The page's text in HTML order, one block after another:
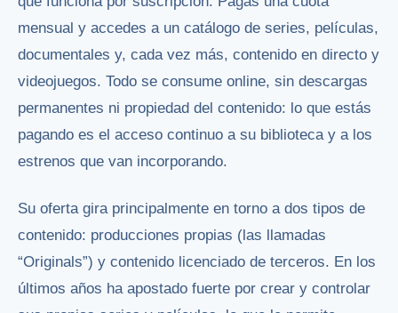
mensual y accedes a un catálogo de series, películas,
documentales y, cada vez más, contenido en directo y
videojuegos. Todo se consume online, sin descargas
permanentes ni propiedad del contenido: lo que estás
pagando es el acceso continuo a su biblioteca y a los
estrenos que van incorporando.
Su oferta gira principalmente en torno a dos tipos de
contenido: producciones propias (las llamadas
“Originals”) y contenido licenciado de terceros. En los
últimos años ha apostado fuerte por crear y controlar